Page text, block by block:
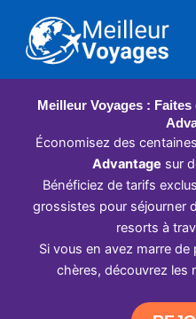
contenu
Meilleur Voyages :
Économisez des
Advantage sur
Bénéficiez de tarifs
grossistes pour séjourner
resorts à
Si vous en avez marre
chères, découvrez les